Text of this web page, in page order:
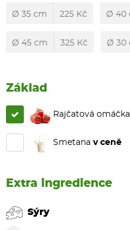
Ø 35 cm 225 Kč Ø 40
Ø 45 cm 325 Kč Ø 30
Základ
Rajčatová omáčka
Smetana v ceně
Extra ingredience
Sýry